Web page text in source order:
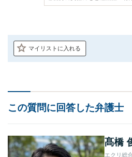
マイリストに入れる
この質問に回答した弁護士
髙橋
エクリ総